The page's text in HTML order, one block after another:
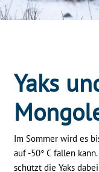
Yaks
Im Sommer wird es
auf -50° C fallen
schützt die Yaks